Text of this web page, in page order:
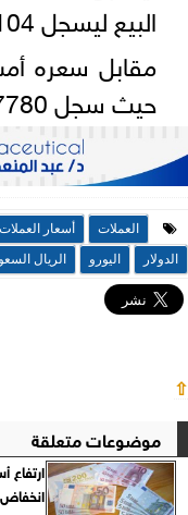
البيع ليسجل 52.2104 جنيه.‎
حيث سجل 51.7780 ‏شراء، 52.2406 بيع‎.‎
العملات أسعار العملات
الدولار
اليورو الريال
⇧
موضوعات متعلقة
ارتفاع